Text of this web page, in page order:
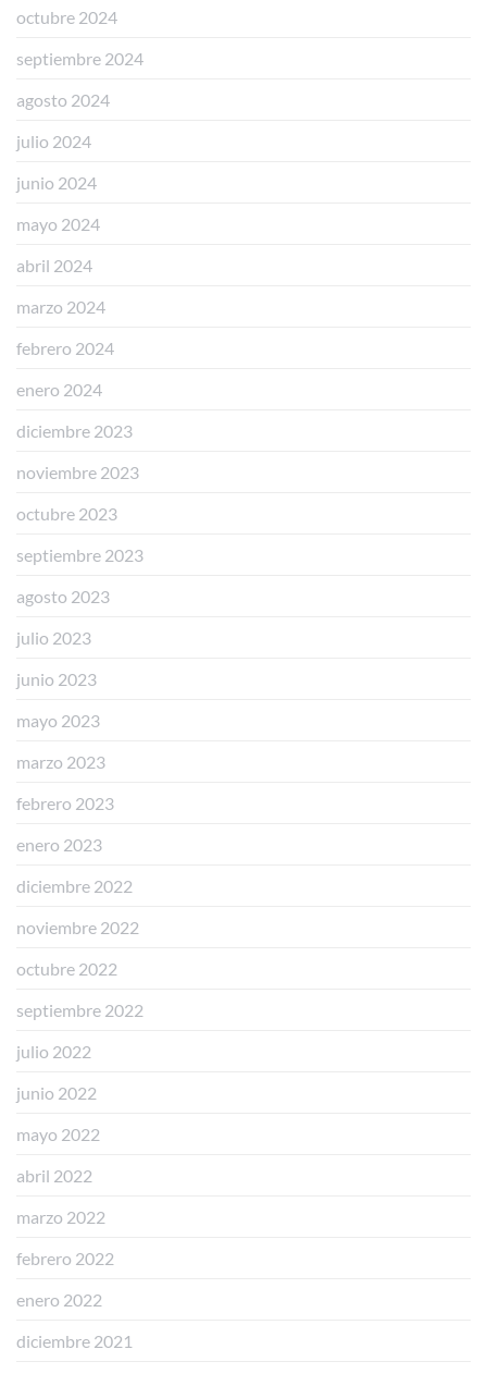
octubre 2024
septiembre 2024
agosto 2024
julio 2024
junio 2024
mayo 2024
abril 2024
marzo 2024
febrero 2024
enero 2024
diciembre 2023
noviembre 2023
octubre 2023
septiembre 2023
agosto 2023
julio 2023
junio 2023
mayo 2023
marzo 2023
febrero 2023
enero 2023
diciembre 2022
noviembre 2022
octubre 2022
septiembre 2022
julio 2022
junio 2022
mayo 2022
abril 2022
marzo 2022
febrero 2022
enero 2022
diciembre 2021